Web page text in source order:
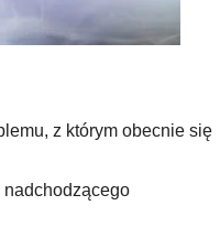
z którym obecnie się